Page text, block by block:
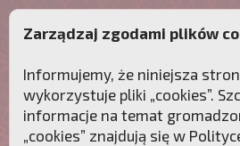
Zarządzaj zgodami plików
Informujemy, że niniejsza
wykorzystuje pliki „cookies”.
informacje na temat
„cookies” znajdują się w